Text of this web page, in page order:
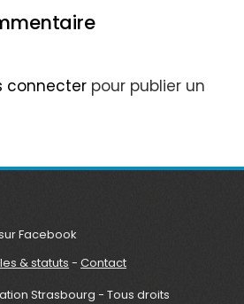
connecter pour publier un
Facebook
& statuts - Contact
Strasbourg - Tous droits